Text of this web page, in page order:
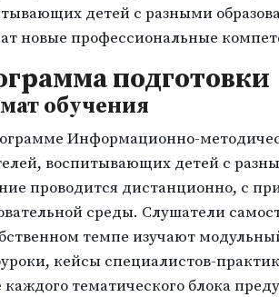
детей с разными
новые профессиональные
подготовки
обучения
Информационно-
воспитывающих детей с
проводится дистанционно, с
среды. Слушатели
темпе изучают
кейсы специалистов-
каждого тематического блока